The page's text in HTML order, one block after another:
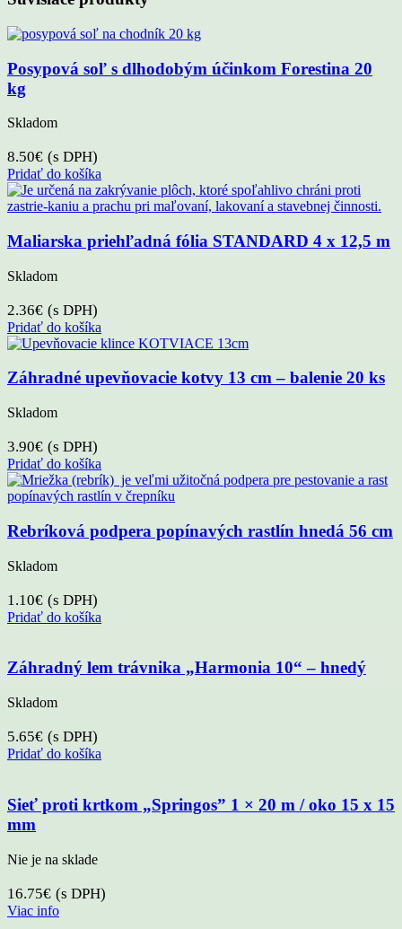
Posypová soľ s dlhodobým účinkom Forestina 20
kg
Skladom
8.50€ (s DPH)
Pridať do košíka
Maliarska priehľadná fólia STANDARD 4 x 12,5 m
Skladom
2.36€ (s DPH)
Pridať do košíka
Záhradné upevňovacie kotvy 13 cm – balenie 20 ks
Skladom
3.90€ (s DPH)
Pridať do košíka
Rebríková podpera popínavých rastlín hnedá 56 cm
Skladom
1.10€ (s DPH)
Pridať do košíka
Záhradný lem trávnika „Harmonia 10“ – hnedý
Skladom
5.65€ (s DPH)
Pridať do košíka
Sieť proti krtkom „Springos” 1 × 20 m / oko 15 x 15
mm
Nie je na sklade
16.75€ (s DPH)
Viac info